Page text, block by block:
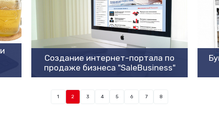
Создание интернет-портала по
продаже бизнеса "SaleBusiness"
1 2 3 4 5 6 7 8